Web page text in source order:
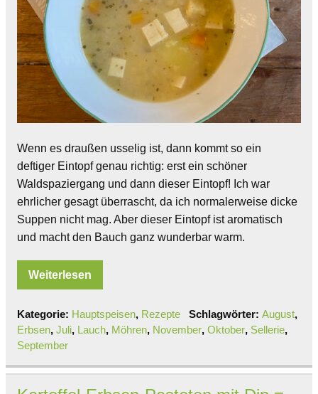
Wenn es draußen usselig ist, dann kommt so ein
deftiger Eintopf genau richtig: erst ein schöner
Waldspaziergang und dann dieser Eintopf! Ich war
ehrlicher gesagt überrascht, da ich normalerweise dicke
Suppen nicht mag. Aber dieser Eintopf ist aromatisch
und macht den Bauch ganz wunderbar warm.
Weiterlesen
Kategorie: Hauptspeisen, Rezepte Schlagwörter: August,
Erbsen, Juli, Lauch, Möhren, November, Oktober, Sellerie,
September